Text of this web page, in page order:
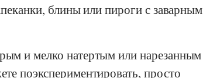
блины или пироги с заварным
и мелко натертым или нарезанным
поэкспериментировать, просто